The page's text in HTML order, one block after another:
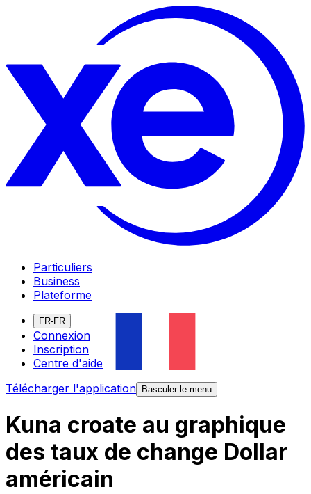
Particuliers
Business
Plateforme
FR-FR
Connexion
Inscription
Centre d'aide
Télécharger l'application
Basculer le menu
Kuna croate au graphique
des taux de change Dollar
américain